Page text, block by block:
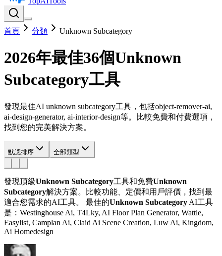
首頁 分類 Unknown Subcategory
2026年最佳36個Unknown
Subcategory工具
發現最佳AI unknown subcategory工具，包括object-remover-ai,
ai-design-generator, ai-interior-design等。比較免費和付費選項，
找到您的完美解決方案。
默認排序 全部類型
發現頂級Unknown Subcategory工具和免費Unknown
Subcategory解決方案。比較功能、定價和用戶評價，找到最
適合您需求的AI工具。
最佳的Unknown Subcategory AI工具
是：Westinghouse Ai, T4Lky, AI Floor Plan Generator, Wattle,
Easylist, Camplan Ai, Claid Ai Scene Creation, Luw Ai, Kingdom,
Ai Homedesign